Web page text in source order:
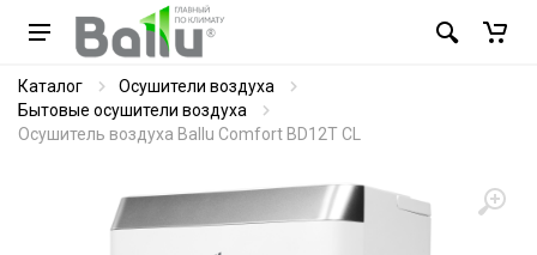
Каталог
Осушители воздуха
Бытовые осушители воздуха
Осушитель воздуха Ballu Comfort BD12T CL